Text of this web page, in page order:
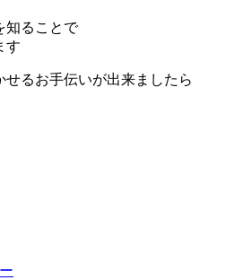
知ることで
す
せるお手伝いが出来ましたら